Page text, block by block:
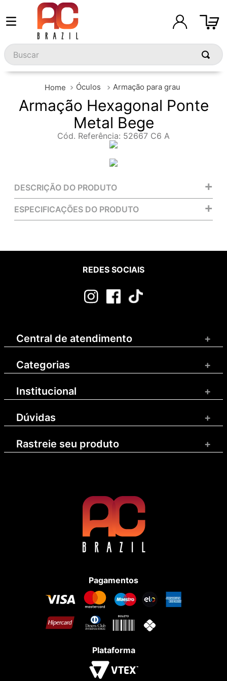
Buscar
Óculos Armação para grau
Armação Hexagonal Ponte
Metal Bege
Cód. Referência: 52667 C6 A
DESCRIÇÃO DO PRODUTO +
ESPECIFICAÇÕES DO PRODUTO +
REDES SOCIAIS
Central de atendimento +
Categorias +
Institucional +
Dúvidas +
Rastreie seu produto +
Pagamentos
Plataforma